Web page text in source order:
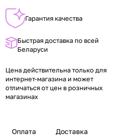
Гарантия качества
Быстрая доставка по всей
Беларуси
Цена действительна только для
интернет-магазина и может
отличаться от цен в розничных
магазинах
Оплата Доставка